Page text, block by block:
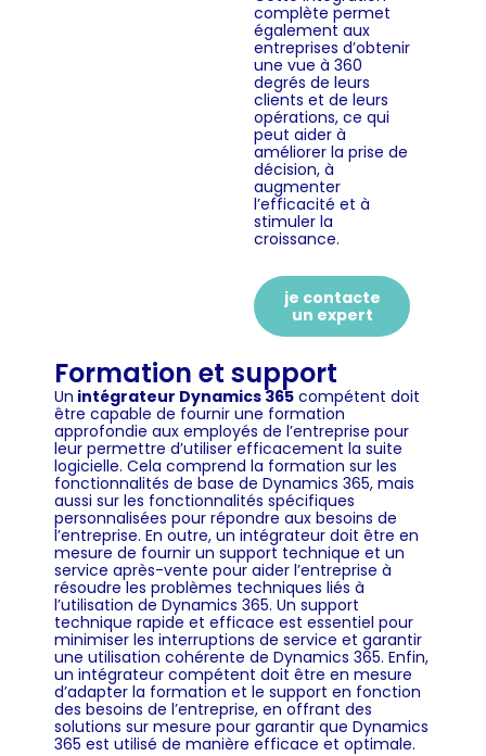
complète permet
également aux
entreprises d’obtenir
une vue à 360
degrés de leurs
clients et de leurs
opérations, ce qui
peut aider à
améliorer la prise de
décision, à
augmenter
l’efficacité et à
stimuler la
croissance.
je contacte
un expert
Formation et support
Un intégrateur Dynamics 365 compétent doit
être capable de fournir une formation
approfondie aux employés de l’entreprise pour
leur permettre d’utiliser efficacement la suite
logicielle. Cela comprend la formation sur les
fonctionnalités de base de Dynamics 365, mais
aussi sur les fonctionnalités spécifiques
personnalisées pour répondre aux besoins de
l’entreprise. En outre, un intégrateur doit être en
mesure de fournir un support technique et un
service après-vente pour aider l’entreprise à
résoudre les problèmes techniques liés à
l’utilisation de Dynamics 365. Un support
technique rapide et efficace est essentiel pour
minimiser les interruptions de service et garantir
une utilisation cohérente de Dynamics 365. Enfin,
un intégrateur compétent doit être en mesure
d’adapter la formation et le support en fonction
des besoins de l’entreprise, en offrant des
solutions sur mesure pour garantir que Dynamics
365 est utilisé de manière efficace et optimale.